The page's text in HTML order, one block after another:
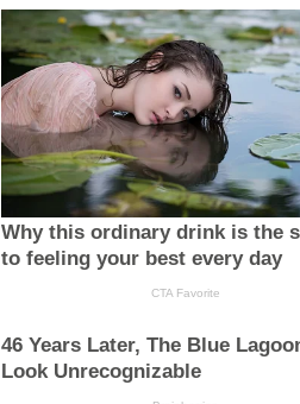
Why this ordinary drink is the
to feeling your best every day
CTA Favorite
46 Years Later, The Blue
Look Unrecognizable